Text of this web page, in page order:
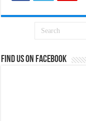
Find us on Facebook